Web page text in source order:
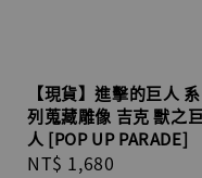
【現貨】進擊的巨人 系
列蒐藏雕像 吉克 獸之
人 [POP UP PARADE]
Regular
NT$ 1,680